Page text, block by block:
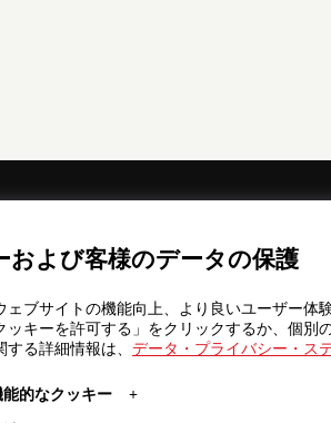
および客様のデータの保護
ェブサイトの機能向上、より良いユーザー体
ッキーを許可する」をクリックするか、個
する詳細情報は、 データ・プライバシー・ス
能的なクッキー
my iF
ス
iFデザインアプリ
iFについて